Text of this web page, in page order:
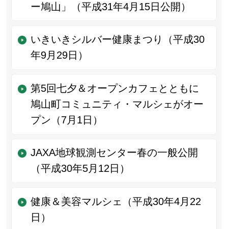
ー鳩山」（平成31年4月15日公開）
いきいきシルバー健康まつり（平成30
年9月29日）
第5回七夕＆オープンカフェとともに
鳩山町コミュニティ・マルシェがオー
プン（7月1日）
JAXA地球観測センター春の一般公開
（平成30年5月12日）
健康＆美容マルシェ（平成30年4月22
日）